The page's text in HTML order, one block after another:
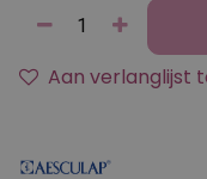
Aan verlanglijst